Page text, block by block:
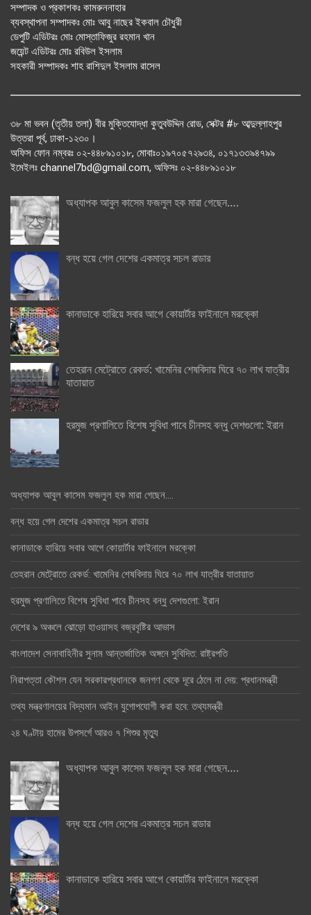
সম্পাদক ও প্রকাশকঃ কামরুননাহার
ব্যবস্থাপনা সম্পাদকঃ মোঃ আবু নাছের ইকবাল চৌধুরী
ডেপুটি এডিটরঃ মোঃ মোস্তাফিজুর রহমান খান
জয়েন্ট এডিটরঃ মোঃ রবিউল ইসলাম
সহকারী সম্পাদকঃ শাহ রাশিদুল ইসলাম রাসেল
৩৮ মা ভবন (তৃতীয় তলা) বীর মুক্তিযোদ্ধা কুতুবউদ্দিন রোড, সেক্টর #৮ আব্দুল্লাহপুর
উত্তরা পূর্ব, ঢাকা-১২৩০।
অফিস ফোন নম্বরঃ ০২-৪৪৮৯১০১৮, মোবাঃ০১৯৭০৫৭২৯৩৪, ০১৭১৩৩৯৪৭৯৯
ইমেইলঃ channel7bd@gmail.com, অফিসঃ ০২-৪৪৮৯১০১৮
অধ্যাপক আবুল কাসেম ফজলুল হক মারা গেছেন….
বন্ধ হয়ে গেল দেশের একমাত্র সচল রাডার
কানাডাকে হারিয়ে সবার আগে কোয়ার্টার ফাইনালে মরক্কো
তেহরান মেট্রোতে রেকর্ড: খামেনির শেষবিদায় ঘিরে ৭০ লাখ যাত্রীর
যাতায়াত
হরমুজ প্রণালিতে বিশেষ সুবিধা পাবে চীনসহ বন্ধু দেশগুলো: ইরান
অধ্যাপক আবুল কাসেম ফজলুল হক মারা গেছেন….
বন্ধ হয়ে গেল দেশের একমাত্র সচল রাডার
কানাডাকে হারিয়ে সবার আগে কোয়ার্টার ফাইনালে মরক্কো
তেহরান মেট্রোতে রেকর্ড: খামেনির শেষবিদায় ঘিরে ৭০ লাখ যাত্রীর যাতায়াত
হরমুজ প্রণালিতে বিশেষ সুবিধা পাবে চীনসহ বন্ধু দেশগুলো: ইরান
দেশের ৯ অঞ্চলে ঝোড়ো হাওয়াসহ বজ্রবৃষ্টির আভাস
বাংলাদেশ সেনাবাহিনীর সুনাম আন্তর্জাতিক অঙ্গনে সুবিদিত: রাষ্ট্রপতি
নিরাপত্তা কৌশল যেন সরকারপ্রধানকে জনগণ থেকে দূরে ঠেলে না দেয়: প্রধানমন্ত্রী
তথ্য মন্ত্রণালয়ের বিদ্যমান আইন যুগোপযোগী করা হবে: তথ্যমন্ত্রী
২৪ ঘণ্টায় হামের উপসর্গে আরও ৭ শিশুর মৃত্যু
অধ্যাপক আবুল কাসেম ফজলুল হক মারা গেছেন….
বন্ধ হয়ে গেল দেশের একমাত্র সচল রাডার
কানাডাকে হারিয়ে সবার আগে কোয়ার্টার ফাইনালে মরক্কো